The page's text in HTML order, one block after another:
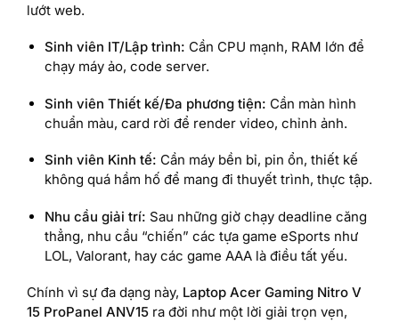
lướt web.
Sinh viên IT/Lập trình: Cần CPU mạnh, RAM lớn để
chạy máy ảo, code server.
Sinh viên Thiết kế/Đa phương tiện: Cần màn hình
chuẩn màu, card rời để render video, chỉnh ảnh.
Sinh viên Kinh tế: Cần máy bền bỉ, pin ổn, thiết kế
không quá hầm hố để mang đi thuyết trình, thực tập.
Nhu cầu giải trí: Sau những giờ chạy deadline căng
thẳng, nhu cầu “chiến” các tựa game eSports như
LOL, Valorant, hay các game AAA là điều tất yếu.
Chính vì sự đa dạng này, Laptop Acer Gaming Nitro V
15 ProPanel ANV15 ra đời như một lời giải trọn vẹn,